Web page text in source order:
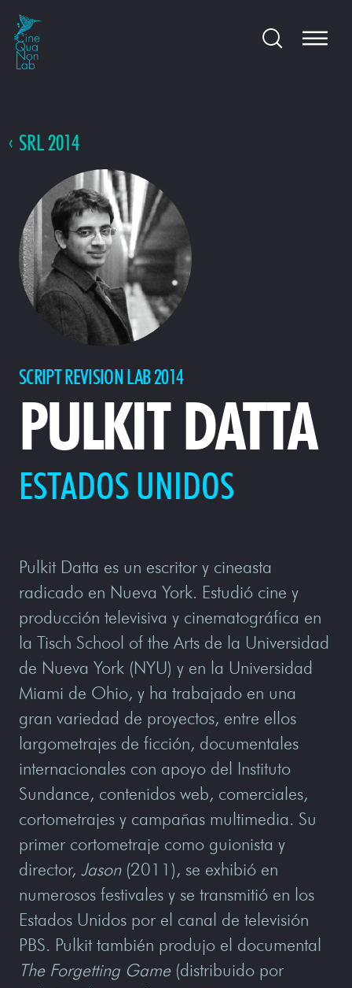
SRL 2014
SCRIPT REVISION LAB 2014
PULKIT DATTA
ESTADOS UNIDOS
Pulkit Datta es un escritor y cineasta
radicado en Nueva York. Estudió cine y
producción televisiva y cinematográfica en
la Tisch School of the Arts de la Universidad
de Nueva York (NYU) y en la Universidad
Miami de Ohio, y ha trabajado en una
gran variedad de proyectos, entre ellos
largometrajes de ficción, documentales
internacionales con apoyo del Instituto
Sundance, contenidos web, comerciales,
cortometrajes y campañas multimedia. Su
primer cortometraje como guionista y
director, Jason(2011), se exhibió en
numerosos festivales y se transmitió en los
Estados Unidos por el canal de televisión
PBS. Pulkit también produjo el documental
The Forgetting Game(distribuido por